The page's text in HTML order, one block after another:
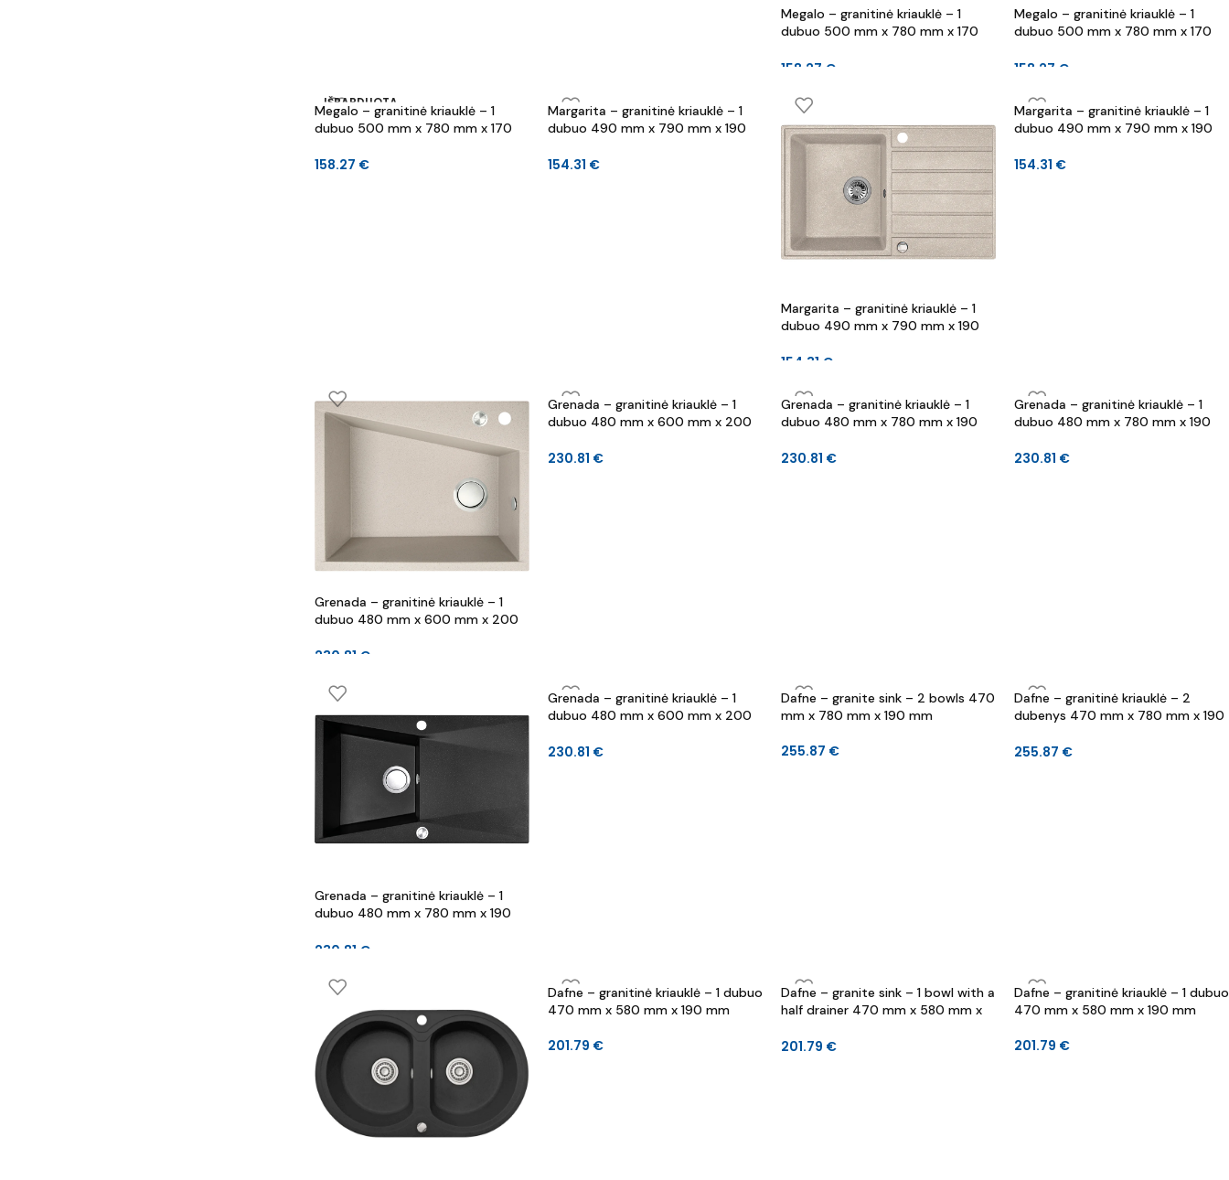
Megalo – granitinė kriauklė – 1
dubuo 500 mm x 780 mm x 170
158.27 €
Megalo – granitinė kriauklė – 1
dubuo 500 mm x 780 mm x 170
158.27 €
IŠPARDUOTA
Megalo – granitinė kriauklė – 1
dubuo 500 mm x 780 mm x 170
158.27 €
Margarita – granitinė kriauklė – 1
dubuo 490 mm x 790 mm x 190
154.31 €
Margarita – granitinė kriauklė – 1
dubuo 490 mm x 790 mm x 190
154.31 €
Margarita – granitinė kriauklė – 1
dubuo 490 mm x 790 mm x 190
154.31 €
Grenada – granitinė kriauklė – 1
dubuo 480 mm x 600 mm x 200
230.81 €
Grenada – granitinė kriauklė – 1
dubuo 480 mm x 600 mm x 200
230.81 €
Grenada – granitinė kriauklė – 1
dubuo 480 mm x 780 mm x 190
230.81 €
Grenada – granitinė kriauklė – 1
dubuo 480 mm x 780 mm x 190
230.81 €
Grenada – granitinė kriauklė – 1
dubuo 480 mm x 780 mm x 190
230.81 €
Grenada – granitinė kriauklė – 1
dubuo 480 mm x 600 mm x 200
230.81 €
Dafne – granite sink – 2 bowls 470
mm x 780 mm x 190 mm
255.87 €
Dafne – granitinė kriauklė – 2
dubenys 470 mm x 780 mm x 190
255.87 €
Dafne – granitinė kriauklė – 1 dubuo
470 mm x 580 mm x 190 mm
201.79 €
Dafne – granite sink – 1 bowl with a
half drainer 470 mm x 580 mm x
201.79 €
Dafne – granitinė kriauklė – 1 dubuo
470 mm x 580 mm x 190 mm
201.79 €